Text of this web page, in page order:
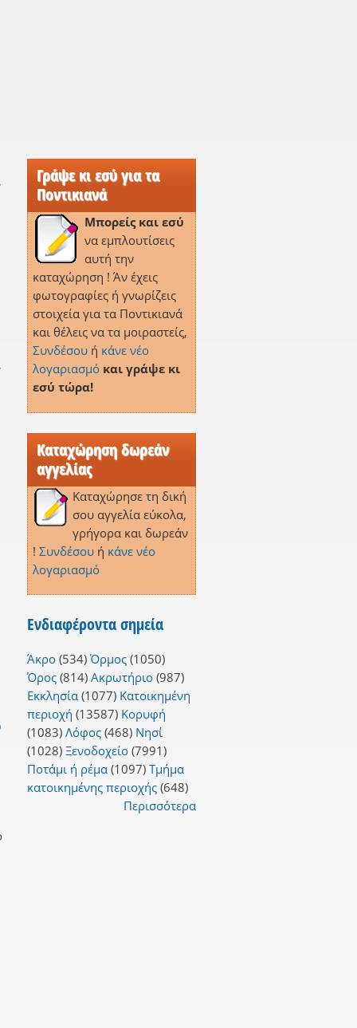
Γράψε κι εσύ για τα
Ποντικιανά
Μπορείς και εσύ
να εμπλουτίσεις
αυτή την
καταχώρηση ! Άν έχεις
φωτογραφίες ή γνωρίζεις
στοιχεία για τα Ποντικιανά
και θέλεις να τα μοιραστείς,
Συνδέσουή κάνε νέο
λογαριασμό και γράψε κι
εσύ τώρα!
Καταχώρηση δωρεάν
αγγελίας
Καταχώρησε τη δική
σου αγγελία εύκολα,
γρήγορα και δωρεάν
! Συνδέσουή κάνε νέο
λογαριασμό
Ενδιαφέροντα σημεία
Άκρο(534) Όρμος(1050)
Όρος(814) Ακρωτήριο(987)
Εκκλησία(1077) Κατοικημένη
περιοχή (13587) Κορυφή
(1083) Λόφος(468) Νησί
(1028) Ξενοδοχείο(7991)
Ποτάμι ή ρέμα(1097) Τμήμα
κατοικημένης περιοχής(648)
Περισσότερα